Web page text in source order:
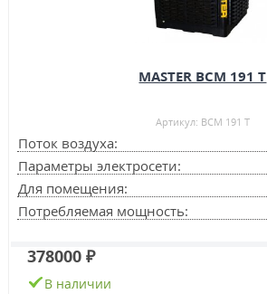
MASTER BCM 191 T
Артикул: BCM 191 T
Поток воздуха:
Параметры электросети:
Для помещения:
Потребляемая мощность:
378000 ₽
В наличии